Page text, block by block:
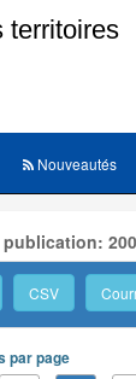
Nouveautés
CSV
par page